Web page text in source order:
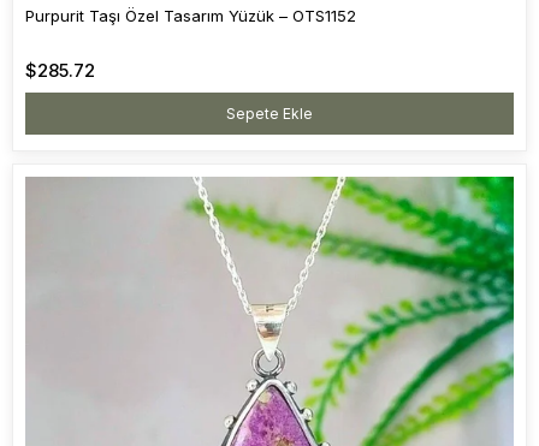
Purpurit Taşı Özel Tasarım Yüzük – OTS1152
$285.72
Sepete Ekle